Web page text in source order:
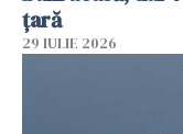
țară
29 IULIE 2026